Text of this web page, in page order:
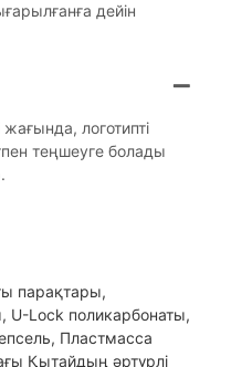
дейін
логотипті
теңшеуге болады
парақтары,
U-Lock поликарбонаты,
Пластмасса
Қытайдың әртүрлі